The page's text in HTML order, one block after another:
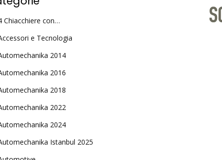
Chiacchiere con…
e Tecnologia
2014
2016
2018
2022
2024
Istanbul 2025